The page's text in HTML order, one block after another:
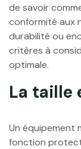
de savoir
conformité aux
durabilité ou
critères à
optimale.
La taille
Un équipement
fonction